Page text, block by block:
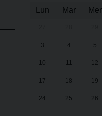
Lun
Mar Mer
3 4 5
10 11 12
17 18 19
24 25 26